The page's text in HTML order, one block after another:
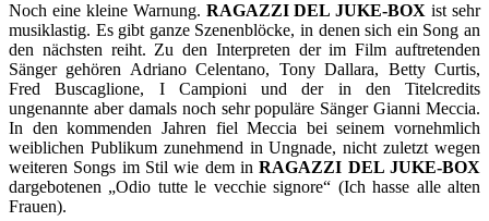
Noch eine kleine Warnung. RAGAZZI DEL JUKE-BOX ist sehr
musiklastig. Es gibt ganze Szenenblöcke, in denen sich ein Song an
den nächsten reiht. Zu den Interpreten der im Film auftretenden
Sänger gehören Adriano Celentano, Tony Dallara, Betty Curtis,
Fred Buscaglione, I Campioni und der in den Titelcredits
ungenannte aber damals noch sehr populäre Sänger Gianni Meccia.
In den kommenden Jahren fiel Meccia bei seinem vornehmlich
weiblichen Publikum zunehmend in Ungnade, nicht zuletzt wegen
weiteren Songs im Stil wie dem inRAGAZZI DEL JUKE-BOX
dargebotenen „Odio tutte le vecchie signore“ (Ich hasse alle alten
Frauen).